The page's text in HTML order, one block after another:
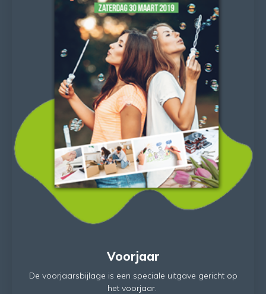
Voorjaar
De voorjaarsbijlage is een speciale uitgave gericht op
het voorjaar.